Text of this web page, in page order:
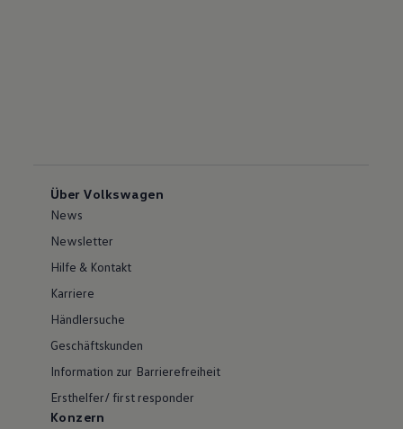
Über Volkswagen
News
Newsletter
Hilfe & Kontakt
Karriere
Händlersuche
Geschäftskunden
Information zur Barrierefreiheit
Ersthelfer/ first responder
Konzern